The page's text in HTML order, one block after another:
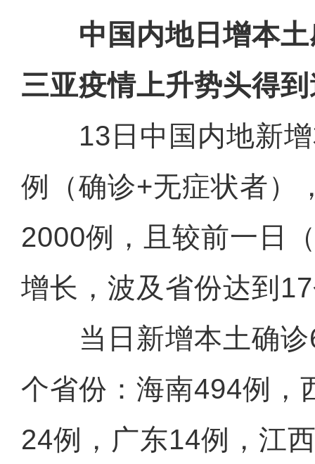
中国内地日增本
三亚疫情上升势头得
13日中国内地新增
例（确诊+无症状者）
2000例，且较前一日
增长，波及省份达到
当日新增本土确诊
个省份：海南494例，
24例，广东14例，江